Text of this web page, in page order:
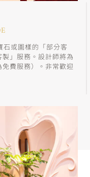
或圖樣的「部分客
」服務。設計師將為
費服務）。非常歡迎